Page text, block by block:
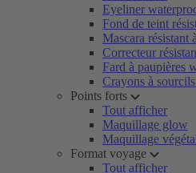
Eyeliner
Fond de teint
Mascara résistant
Correcteur
Fard à paupières
Crayons à
Points forts
Tout afficher
Maquillage glow
Maquillage
Format voyage
Tout afficher